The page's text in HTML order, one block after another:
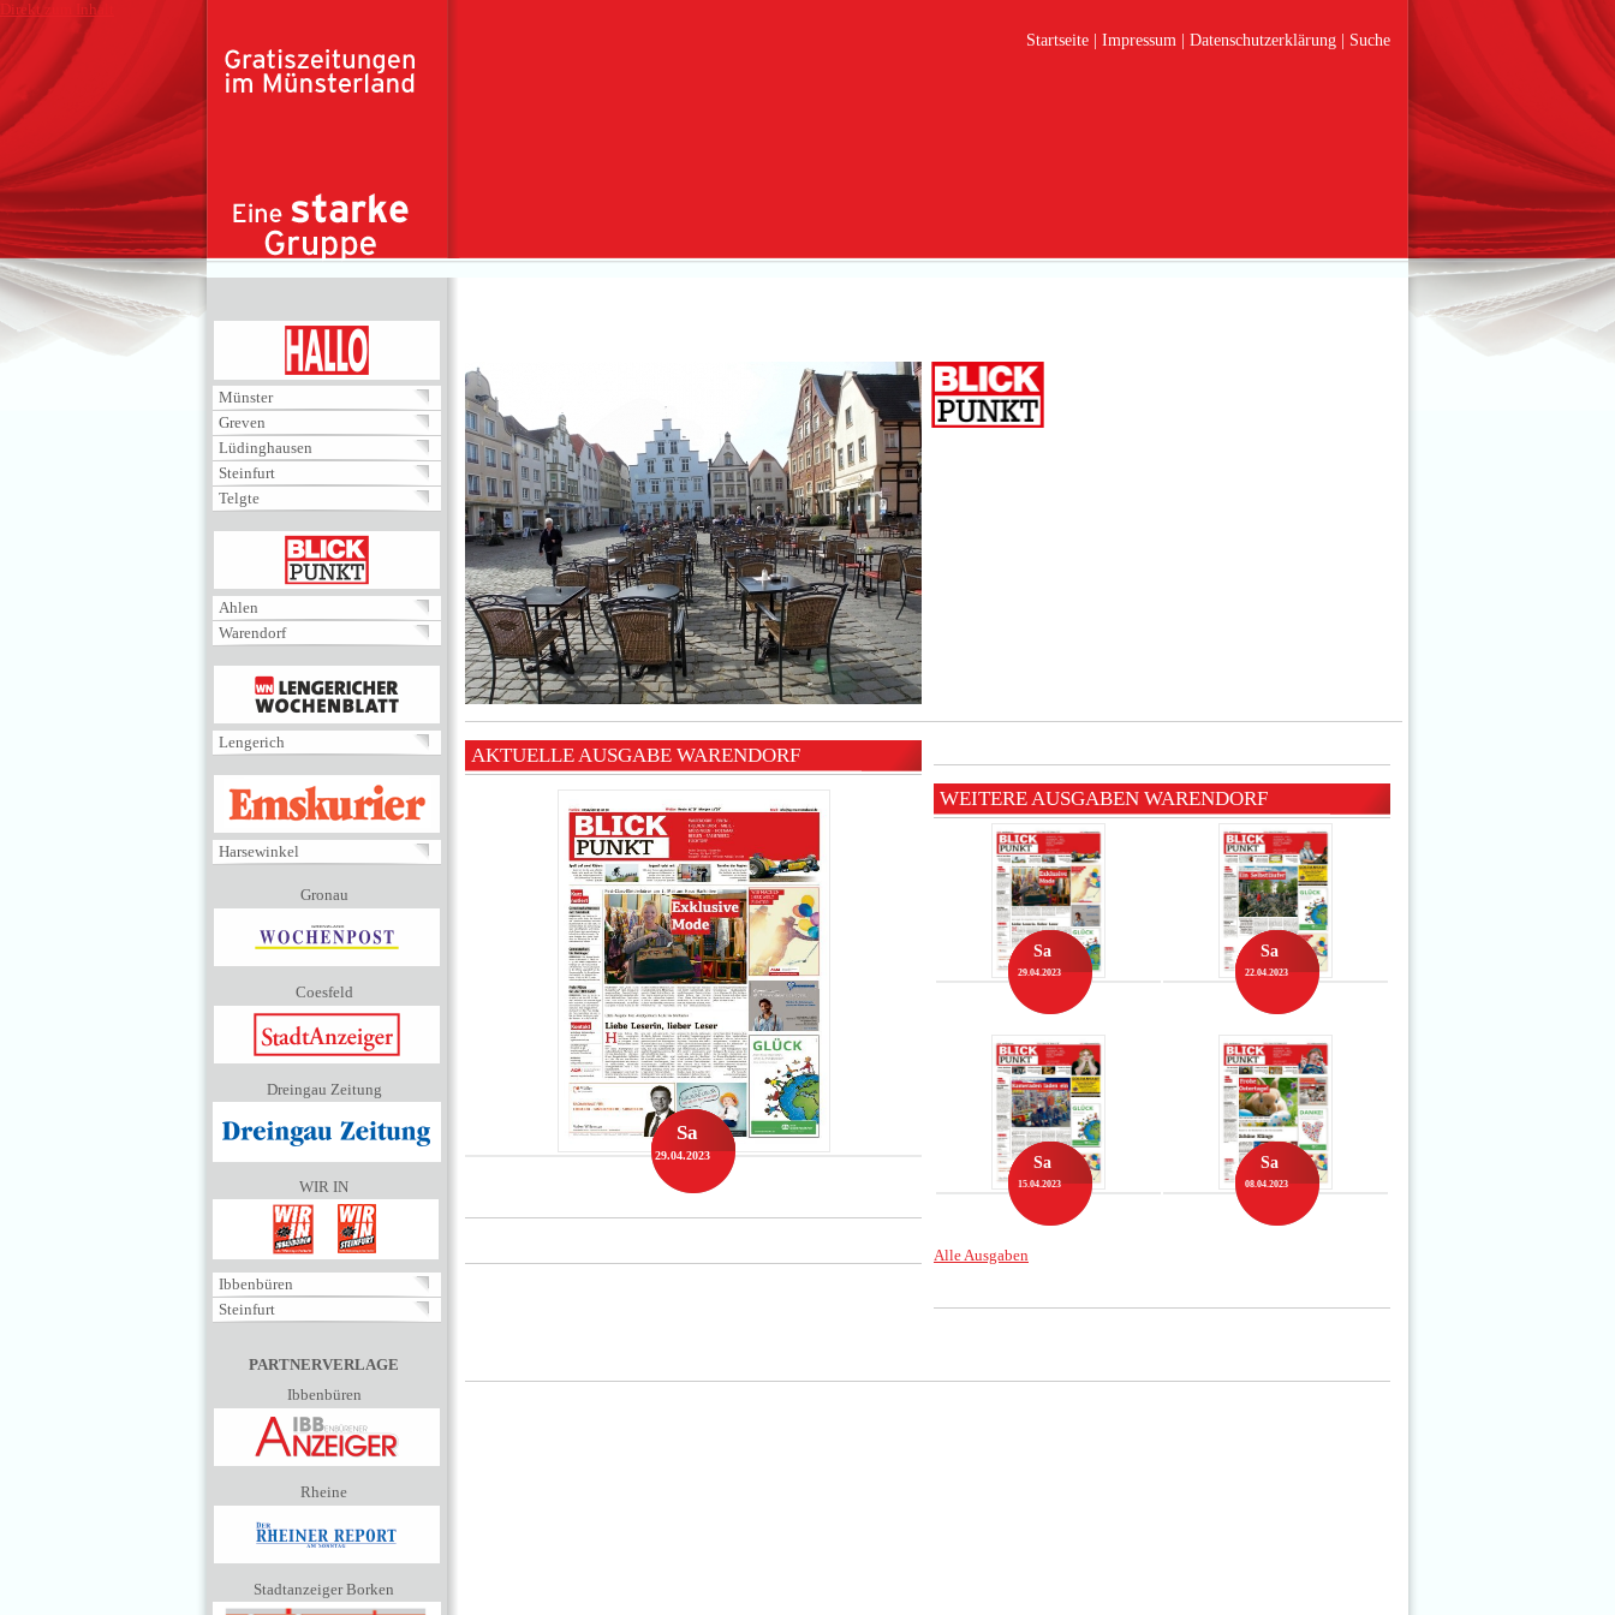
Direkt zum Inhalt
Startseite
Impressum Datenschutzerklärung Suche
Münster
Greven
Lüdinghausen
Steinfurt
Telgte
BLICKPUNKT
Ahlen
Warendorf
MENÜ
Lengerich
EMSKURIER
Harsewinkel
Gronau
Coesfeld
Dreingau Zeitung
WIR IN
Ibbenbüren
Steinfurt
PARTNERVERLAGE
Ibbenbüren
Rheine
Stadtanzeiger Borken
AKTUELLE AUSGABE WARENDORF
Sa
29.04.2023
WEITERE AUSGABEN WARENDORF
Sa
29.04.2023
Sa
22.04.2023
Sa
15.04.2023
Sa
08.04.2023
Alle Ausgaben